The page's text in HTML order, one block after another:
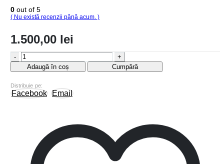
0 out of 5
( Nu există recenzii până acum. )
1.500,00 lei
-
+
Adaugă în coș
Cumpără
Distribuie pe:
Facebook Email